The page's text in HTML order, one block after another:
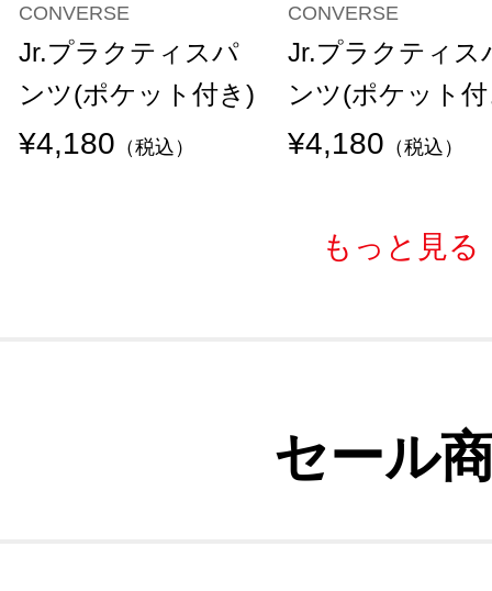
CONVERSE
Jr.プラクティスパ
ンツ(ポケット付き)
¥4,180 （税込）
CONVERSE
Jr.プラクティス
ンツ(ポケット
¥4,180 （税込）
もっと見る
セール